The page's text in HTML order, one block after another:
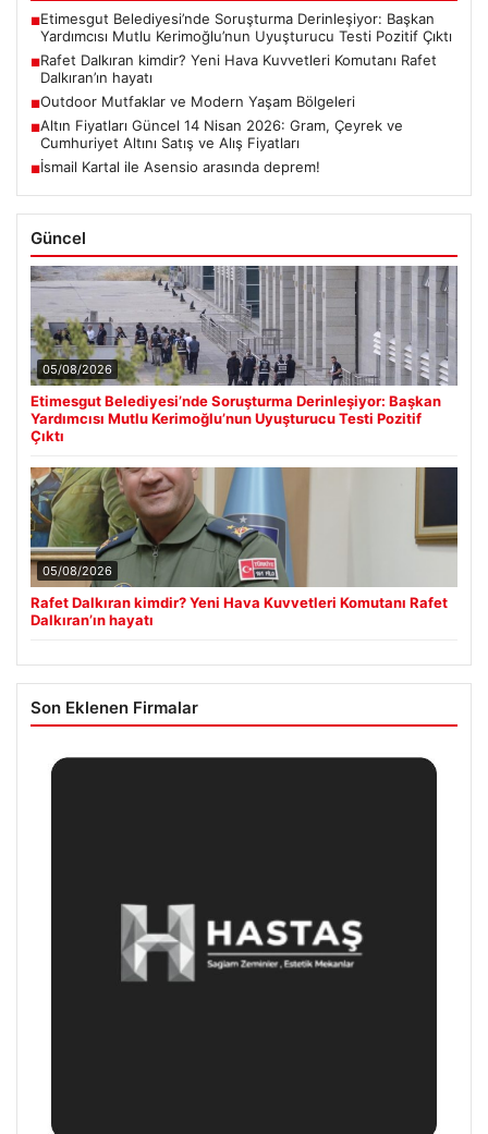
■Etimesgut Belediyesi’nde Soruşturma Derinleşiyor: Başkan
Yardımcısı Mutlu Kerimoğlu’nun Uyuşturucu Testi Pozitif Çıktı
■Rafet Dalkıran kimdir? Yeni Hava Kuvvetleri Komutanı Rafet
Dalkıran’ın hayatı
■Outdoor Mutfaklar ve Modern Yaşam Bölgeleri
■Altın Fiyatları Güncel 14 Nisan 2026: Gram, Çeyrek ve
Cumhuriyet Altını Satış ve Alış Fiyatları
■İsmail Kartal ile Asensio arasında deprem!
Güncel
05/08/2026
Etimesgut Belediyesi’nde Soruşturma Derinleşiyor: Başkan
Yardımcısı Mutlu Kerimoğlu’nun Uyuşturucu Testi Pozitif
Çıktı
05/08/2026
Rafet Dalkıran kimdir? Yeni Hava Kuvvetleri Komutanı Rafet
Dalkıran’ın hayatı
Son Eklenen Firmalar